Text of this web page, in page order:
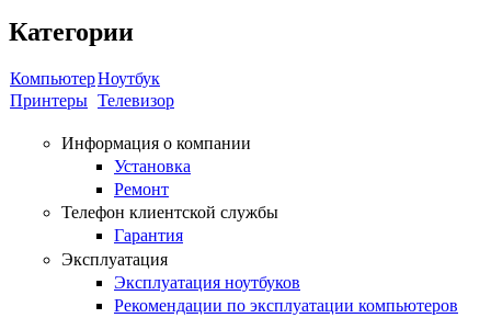
Категории
КомпьютерНоутбук
Принтеры Телевизор
Информация о компании
Установка
Ремонт
Телефон клиентской службы
Гарантия
Эксплуатация
Эксплуатация ноутбуков
Рекомендации по эксплуатации компьютеров